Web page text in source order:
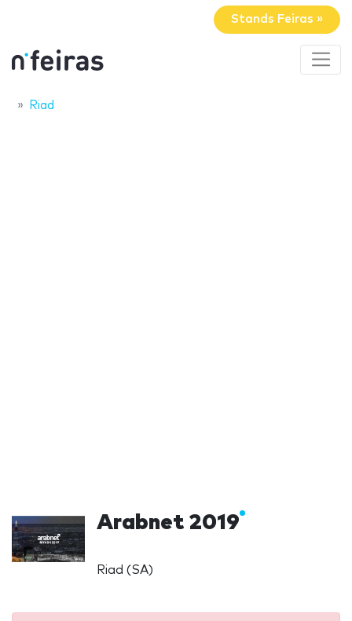
Stands Feiras »
Riad
Arabnet 2019
Riad (SA)